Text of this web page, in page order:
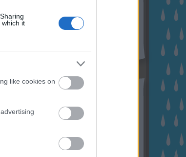
which it
like cookies on
Kertészete
Hírlevél feliratkozás
Youtube csatornám
Archívum
2022 október
2022 szeptember
2022 augusztus
2022 április
(3
2021 december